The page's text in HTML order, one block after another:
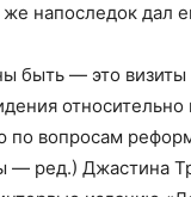
напоследок дал
быть — это
по вопросам
— ред.) Джастина